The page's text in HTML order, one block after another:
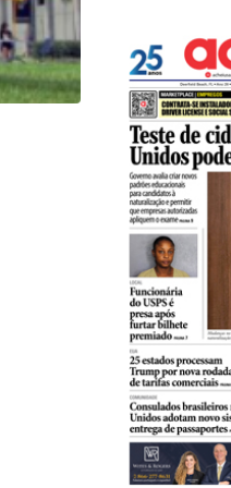
HISTÓRICO
Açaí é
21/01/2026